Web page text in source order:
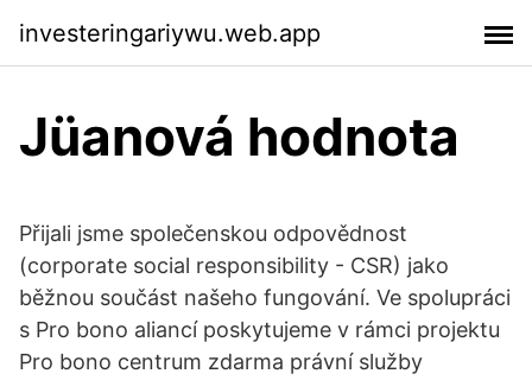
investeringariywu.web.app
Jüanová hodnota
Přijali jsme společenskou odpovědnost
(corporate social responsibility - CSR) jako
běžnou součást našeho fungování. Ve spolupráci
s Pro bono aliancí poskytujeme v rámci projektu
Pro bono centrum zdarma právní služby